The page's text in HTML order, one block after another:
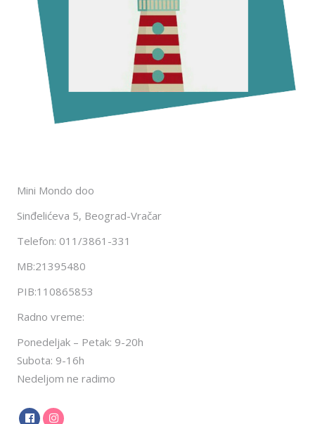
Mini Mondo doo
Sinđelićeva 5, Beograd-Vračar
Telefon: 011/3861-331
MB:21395480
PIB:110865853
Radno vreme:
Ponedeljak – Petak: 9-20h
Subota: 9-16h
Nedeljom ne radimo